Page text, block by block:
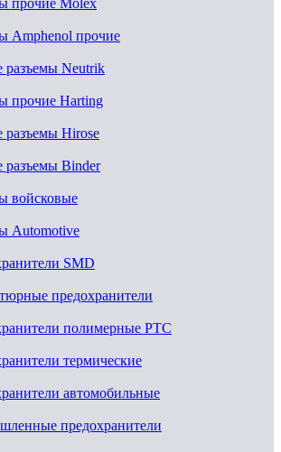
Amphenol прочие
разъемы Neutrik
прочие Harting
разъемы Hirose
разъемы Binder
войсковые
Automotive
SMD
предохранители
полимерные PTC
термические
автомобильные
предохранители